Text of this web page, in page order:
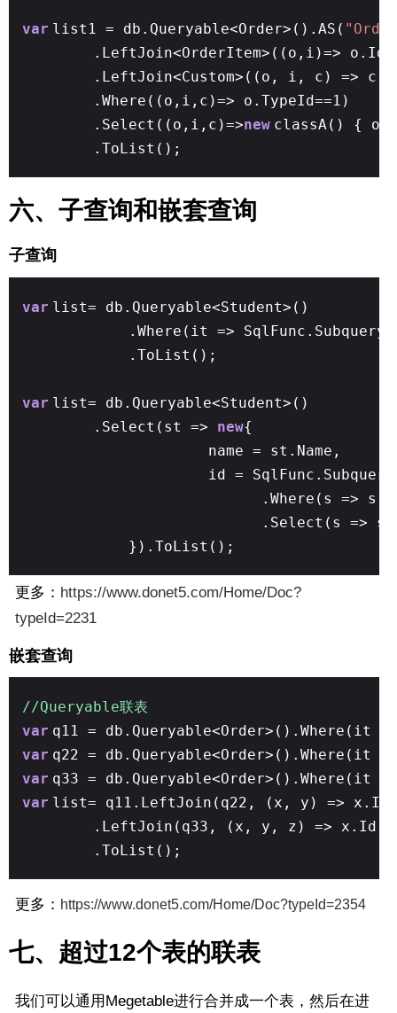
var list1 = db.Queryable<Order>().AS(
.LeftJoin<OrderItem>((o,i)=> o.Id
.LeftJoin<Custom>((o, i, c) =>
.Where((o,i,c)=> o.TypeId==1)
.Select((o,i,c)=>new classA() {
.ToList();
六、子查询和嵌套查询
子查询
var list= db.Queryable<Student>()
.Where(it =>
.ToList();
var list= db.Queryable<Student>()
.Select(st => new{
name = st.Name,
id =
.Where(s =>
.Select(s =>
}).ToList();
更多： https://www.donet5.com/Home/Doc?
typeId=2231
嵌套查询
//Queryable联表
var q11 =
var q22 =
var q33 =
var list= q11.LeftJoin(q22, (x, y) => x.Id
.LeftJoin(q33, (x, y, z) => x.Id
.ToList();
更多： https://www.donet5.com/Home/Doc?typeId=2354
七、超过12个表的联表
我们可以通用Megetable进行合并成一个表，然后在进